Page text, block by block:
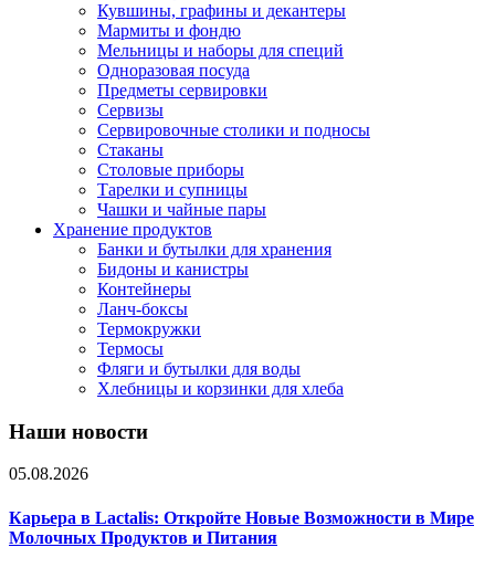
Кувшины, графины и декантеры
Мармиты и фондю
Мельницы и наборы для специй
Одноразовая посуда
Предметы сервировки
Сервизы
Сервировочные столики и подносы
Стаканы
Столовые приборы
Тарелки и супницы
Чашки и чайные пары
Хранение продуктов
Банки и бутылки для хранения
Бидоны и канистры
Контейнеры
Ланч-боксы
Термокружки
Термосы
Фляги и бутылки для воды
Хлебницы и корзинки для хлеба
Наши новости
05.08.2026
Карьера в Lactalis: Откройте Новые Возможности в Мире
Молочных Продуктов и Питания